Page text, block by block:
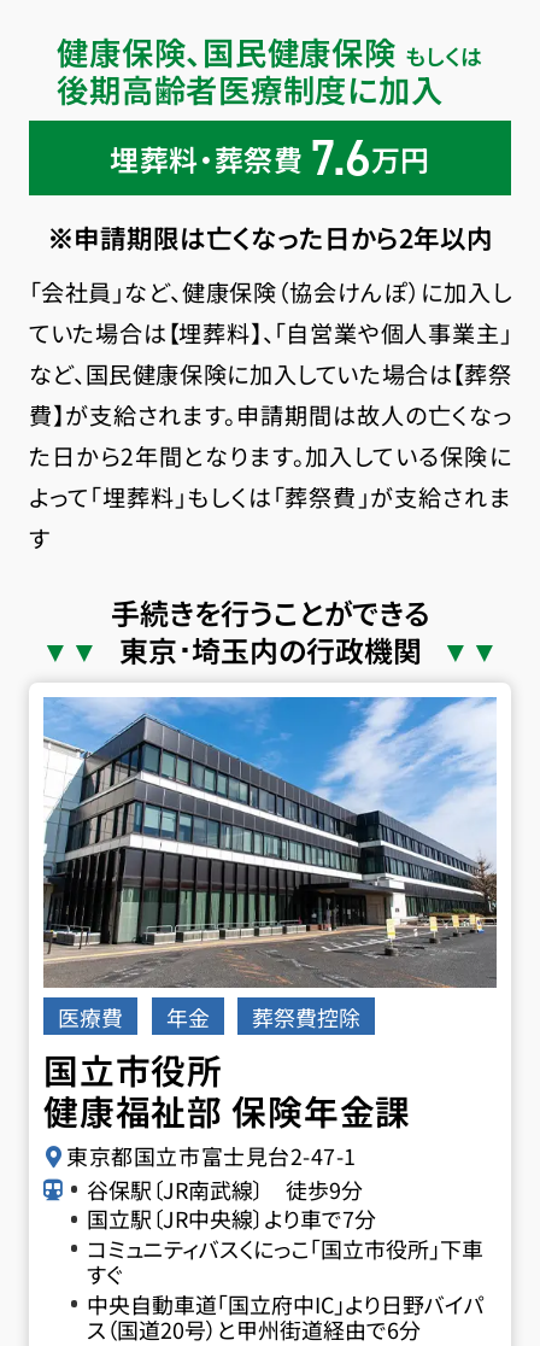
健康保険、国民健康保険 もしくは
後期高齢者医療制度に加入
埋葬料・葬祭費 7.6万円
※申請期限は亡くなった日から2年以内
「会社員」など、健康保険（協会けんぽ）に加入し
ていた場合は【埋葬料】、「自営業や個人事業主」
など、国民健康保険に加入していた場合は【葬祭
費】が支給されます。申請期間は故人の亡くなっ
た日から2年間となります。加入している保険に
よって「埋葬料」もしくは「葬祭費」が支給されま
す
手続きを行うことができる
東京･埼玉内の行政機関
医療費 年金 葬祭費控除
国立市役所
健康福祉部 保険年金課
東京都国立市富士見台2-47-1
谷保駅〔JR南武線〕 徒歩9分
国立駅〔JR中央線〕より車で7分
コミュニティバスくにっこ「国立市役所」下車
すぐ
中央自動車道「国立府中IC」より日野バイパ
ス（国道20号）と甲州街道経由で6分